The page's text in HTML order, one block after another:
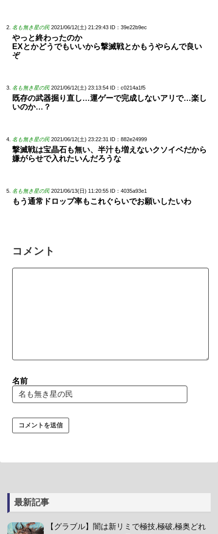
名も無き星の民 2021/06/12(土) 21:29:43 ID：39e22b9ec
やっと終わったのか
EXとかどうでもいいから撃滅戦とかもうやらんで良い
ぞ
名も無き星の民 2021/06/12(土) 23:13:54 ID：c0214a1f5
既存の武器掘り直し…運ゲーで完成しないアリで…楽し
いのか…？
名も無き星の民 2021/06/12(土) 23:22:31 ID：882e24999
撃滅戦は宝晶石も無い、半汁も増えないクソイベだから
嫌がらせで入れたいんだろうな
名も無き星の民 2021/06/13(日) 11:20:55 ID：4035a93e1
もう通常ドロップ率もこれぐらいでお願いしたいわ
コメント
名前
最新記事
【グラブル】闇は新リミで極技,極破,極奥どれ